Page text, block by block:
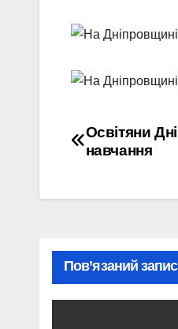
Навігація
Освітяни
навчання
Пов’язаний запис